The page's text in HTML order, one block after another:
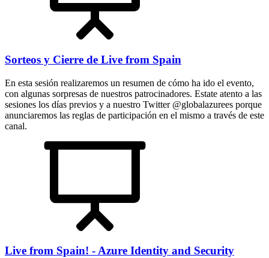
Sorteos y Cierre de Live from Spain
En esta sesión realizaremos un resumen de cómo ha ido el evento,
con algunas sorpresas de nuestros patrocinadores. Estate atento a las
sesiones los días previos y a nuestro Twitter @globalazurees porque
anunciaremos las reglas de participación en el mismo a través de este
canal.
Live from Spain! - Azure Identity and Security